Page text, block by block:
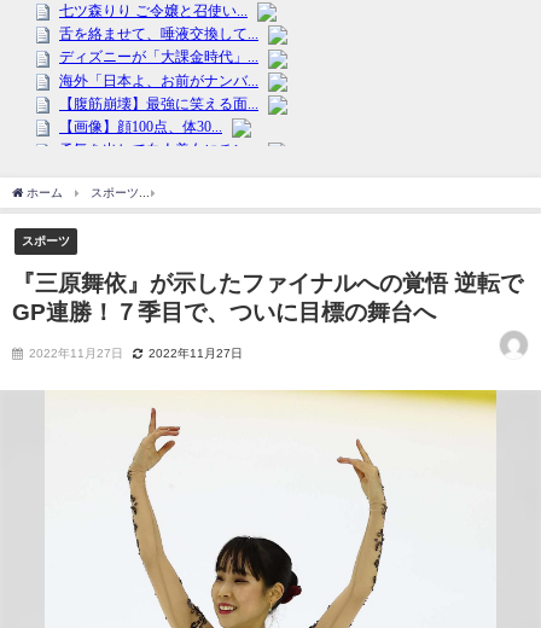
ホーム スポーツ
スポーツ
『三原舞依』が示したファイナルへの覚悟 逆転で
GP連勝！７季目で、ついに目標の舞台へ
2022年11月27日 2022年11月27日